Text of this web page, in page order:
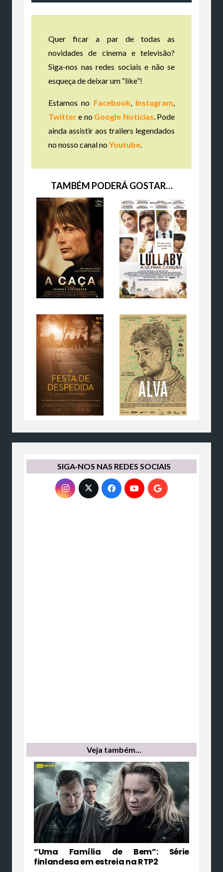
Quer ficar a par de todas as
novidades de cinema e televisão?
Siga-nos nas redes sociais e não se
esqueça de deixar um “like”!
Estamos no Facebook, Instagram
Twittere no Google Notícias . Pode
ainda assistir aos trailers legendados
no nosso canal noYoutube
TAMBÉM PODERÁ GOSTAR…
SIGA-NOS NAS REDES SOCIAIS
Veja também…
“Uma Família de Bem”: Série
finlandesa em estreia na RTP2